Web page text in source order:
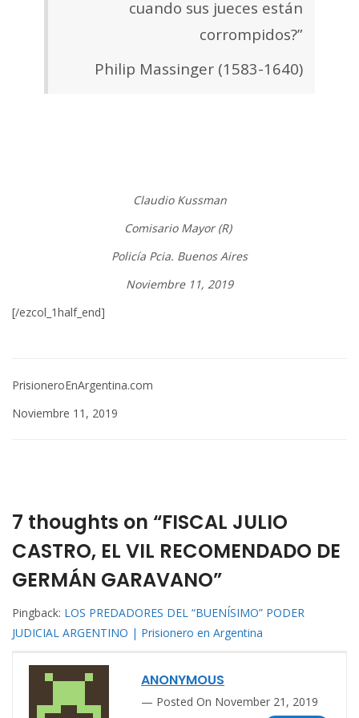
cuando sus jueces están
corrompidos?”
Philip Massinger (1583-1640)
Claudio Kussman
Comisario Mayor (R)
Policía Pcia. Buenos Aires
Noviembre 11, 2019
[/ezcol_1half_end]
PrisioneroEnArgentina.com
Noviembre 11, 2019
7 thoughts on “FISCAL JULIO
CASTRO, EL VIL RECOMENDADO DE
GERMÁN GARAVANO”
Pingback: LOS PREDADORES DEL “BUENÍSIMO” PODER
JUDICIAL ARGENTINO | Prisionero en Argentina
ANONYMOUS
Posted On November 21, 2019